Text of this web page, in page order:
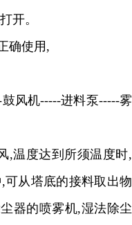
开。
确使用 ,
鼓风机-----进料泵-----雾
,温度达到所须温度时,
,可从塔底的接料取出物
器的喷雾机,湿法除尘